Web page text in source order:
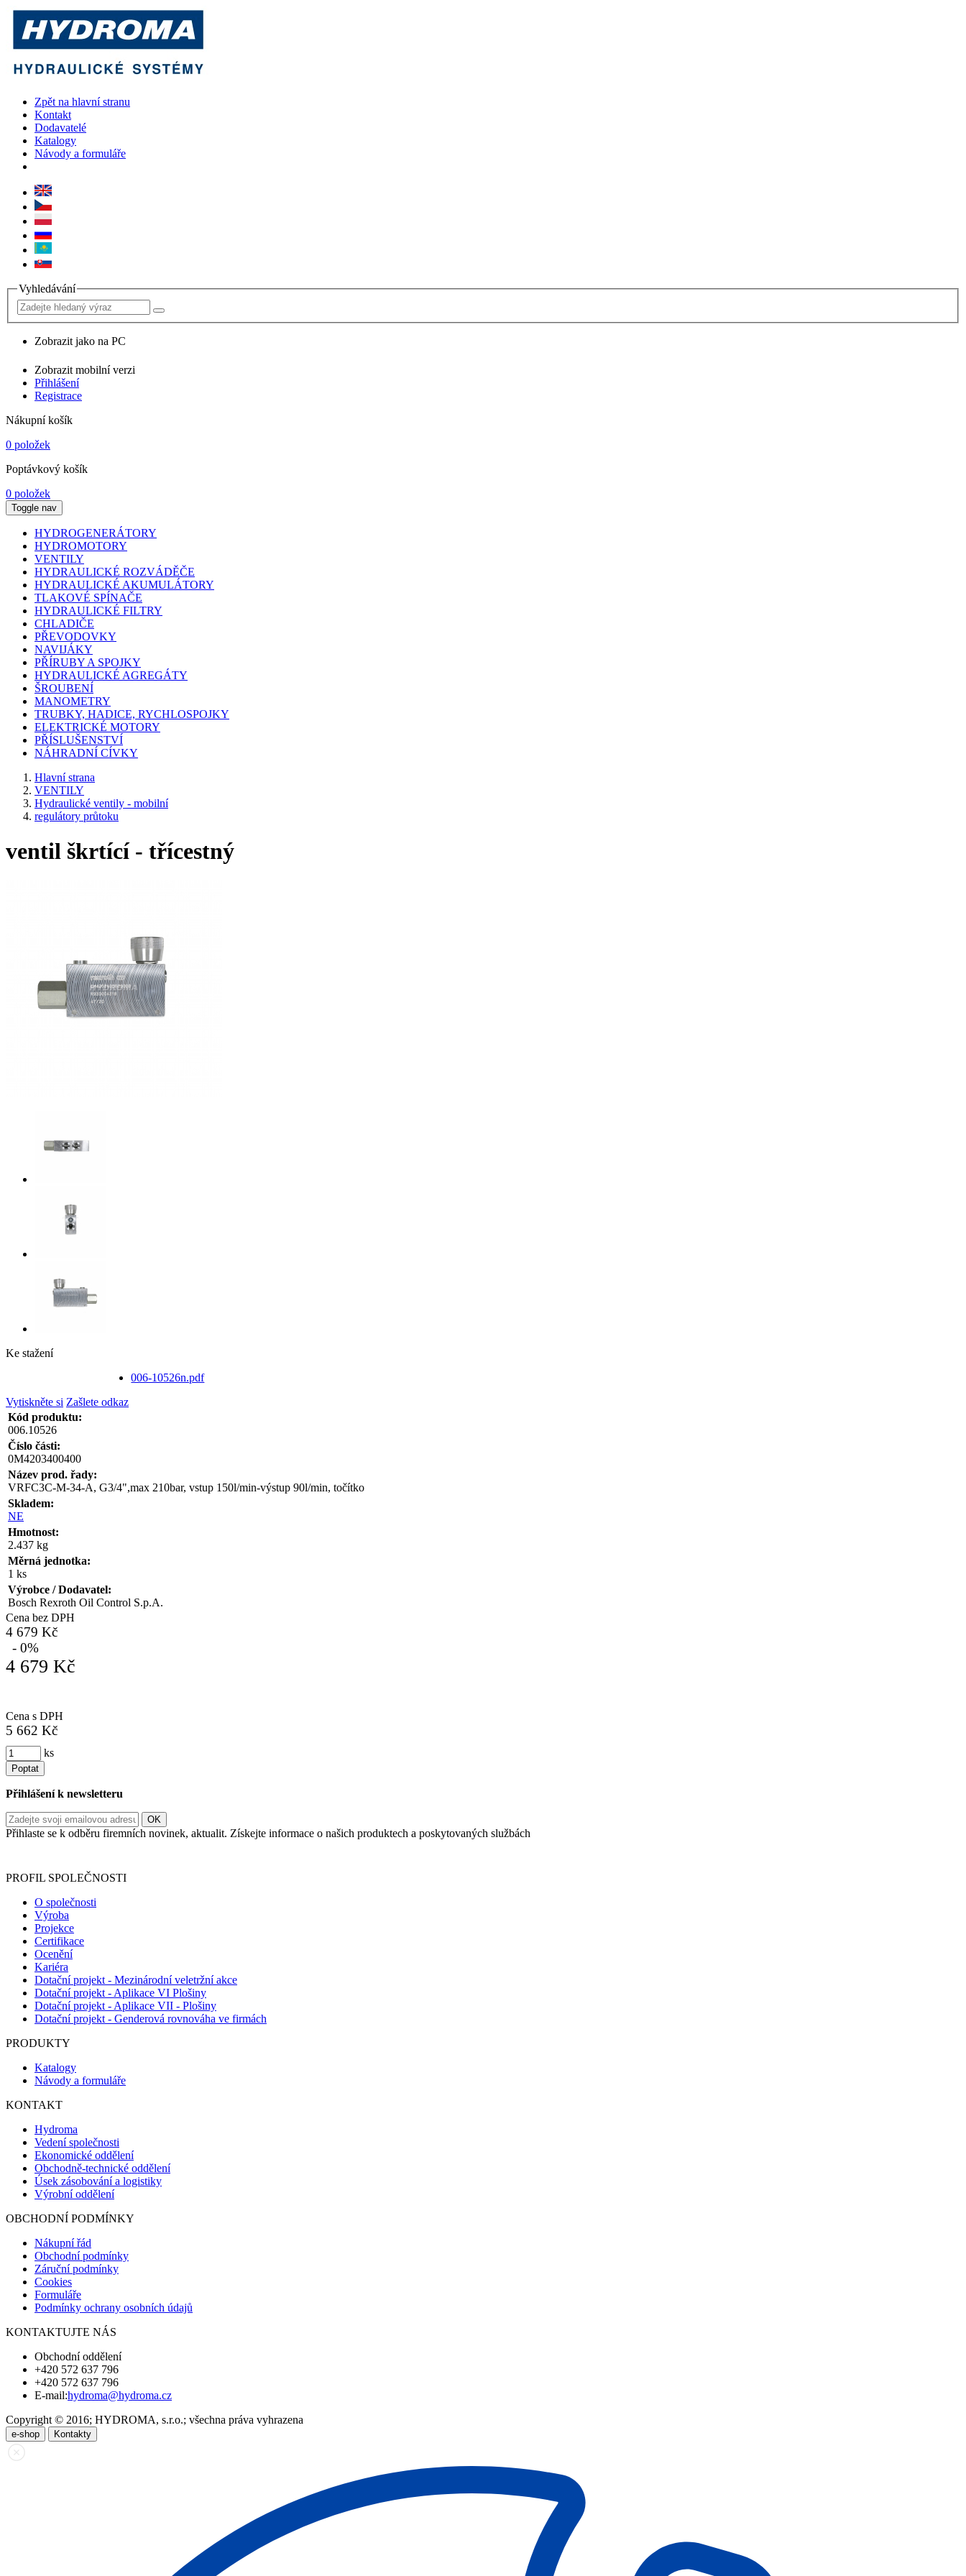
Zpět na hlavní stranu
Kontakt
Dodavatelé
Katalogy
Návody a formuláře
Vyhledávání
Zobrazit jako na PC
Zobrazit mobilní verzi
Přihlášení
Registrace
Nákupní košík
0 položek
Poptávkový košík
0 položek
Toggle nav
HYDROGENERÁTORY
HYDROMOTORY
VENTILY
HYDRAULICKÉ ROZVÁDĚČE
HYDRAULICKÉ AKUMULÁTORY
TLAKOVÉ SPÍNAČE
HYDRAULICKÉ FILTRY
CHLADIČE
PŘEVODOVKY
NAVIJÁKY
PŘÍRUBY A SPOJKY
HYDRAULICKÉ AGREGÁTY
ŠROUBENÍ
MANOMETRY
TRUBKY, HADICE, RYCHLOSPOJKY
ELEKTRICKÉ MOTORY
PŘÍSLUŠENSTVÍ
NÁHRADNÍ CÍVKY
Hlavní strana
VENTILY
Hydraulické ventily - mobilní
regulátory průtoku
ventil škrtící - třícestný
Ke stažení
006-10526n.pdf
Vytiskněte si Zašlete odkaz
Kód produktu:
006.10526
Číslo části:
0M4203400400
Název prod. řady:
VRFC3C-M-34-A, G3/4",max 210bar, vstup 150l/min-výstup 90l/min, točítko
Skladem:
NE
Hmotnost:
2.437 kg
Měrná jednotka:
1 ks
Výrobce / Dodavatel:
Bosch Rexroth Oil Control S.p.A.
Cena bez DPH
4 679 Kč
- 0%
4 679 Kč
Cena s DPH
5 662 Kč
ks
Poptat
Přihlášení k newsletteru
Přihlaste se k odběru firemních novinek, aktualit. Získejte informace o našich produktech a poskytovaných službách
PROFIL SPOLEČNOSTI
O společnosti
Výroba
Projekce
Certifikace
Ocenění
Kariéra
Dotační projekt - Mezinárodní veletržní akce
Dotační projekt - Aplikace VI Plošiny
Dotační projekt - Aplikace VII - Plošiny
Dotační projekt - Genderová rovnováha ve firmách
PRODUKTY
Katalogy
Návody a formuláře
KONTAKT
Hydroma
Vedení společnosti
Ekonomické oddělení
Obchodně-technické oddělení
Úsek zásobování a logistiky
Výrobní oddělení
OBCHODNÍ PODMÍNKY
Nákupní řád
Obchodní podmínky
Záruční podmínky
Cookies
Formuláře
Podmínky ochrany osobních údajů
KONTAKTUJTE NÁS
Obchodní oddělení
+420 572 637 796
+420 572 637 796
E-mail:hydroma@hydroma.cz
Copyright © 2016; HYDROMA, s.r.o.; všechna práva vyhrazena
e-shop Kontakty